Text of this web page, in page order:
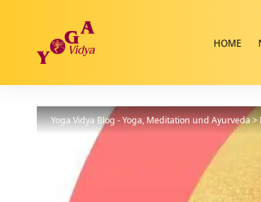
HOME
Yoga Vidya Blog - Yoga, Meditation und Ayurveda>